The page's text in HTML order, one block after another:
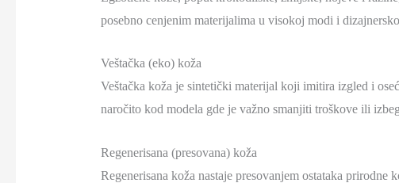
posebno cenjenim materijalima u visokoj modi i
Veštačka (eko) koža
Veštačka koža je sintetički materijal koji imitira izgled i
naročito kod modela gde je važno smanjiti troškove ili
Regenerisana (presovana) koža
Regenerisana koža nastaje presovanjem ostataka